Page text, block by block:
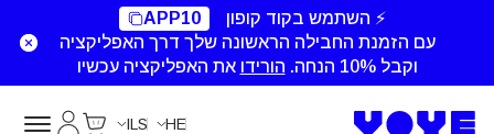
⚡ השתמש בקוד קופון
APP10
עם הזמנת החבילה הראשונה שלך דרך האפליקציה
וקבל 10% הנחה.
הורידו את האפליקציה עכשיו
HE
ILS